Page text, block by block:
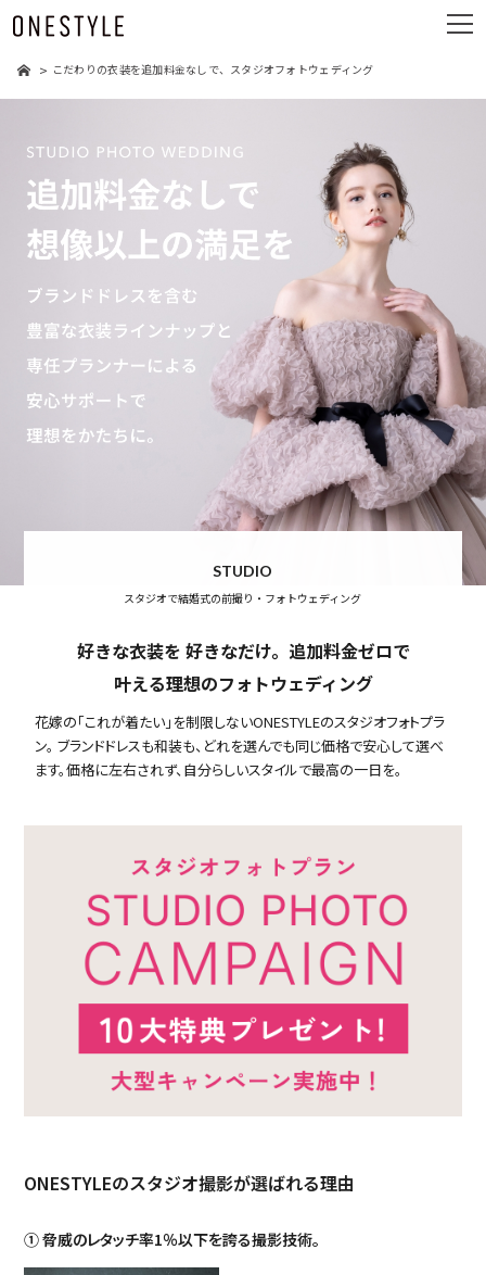
メ
ニ
ー
こだわりの衣装を追加料金なしで、スタジオフォトウェディング
STUDIO
スタジオで結婚式の前撮り・フォトウェディング
好きな衣装を 好きなだけ。追加料金ゼロで
叶える理想のフォトウェディング
花嫁の「これが着たい」を制限しないONESTYLEのスタジオフォトプラ
ン。 ブランドドレスも和装も、どれを選んでも同じ価格で安心して選べ
ます。価格に左右されず、自分らしいスタイルで最高の一日を。
ONESTYLEのスタジオ撮影が選ばれる理由
① 脅威のレタッチ率1％以下を誇る撮影技術。